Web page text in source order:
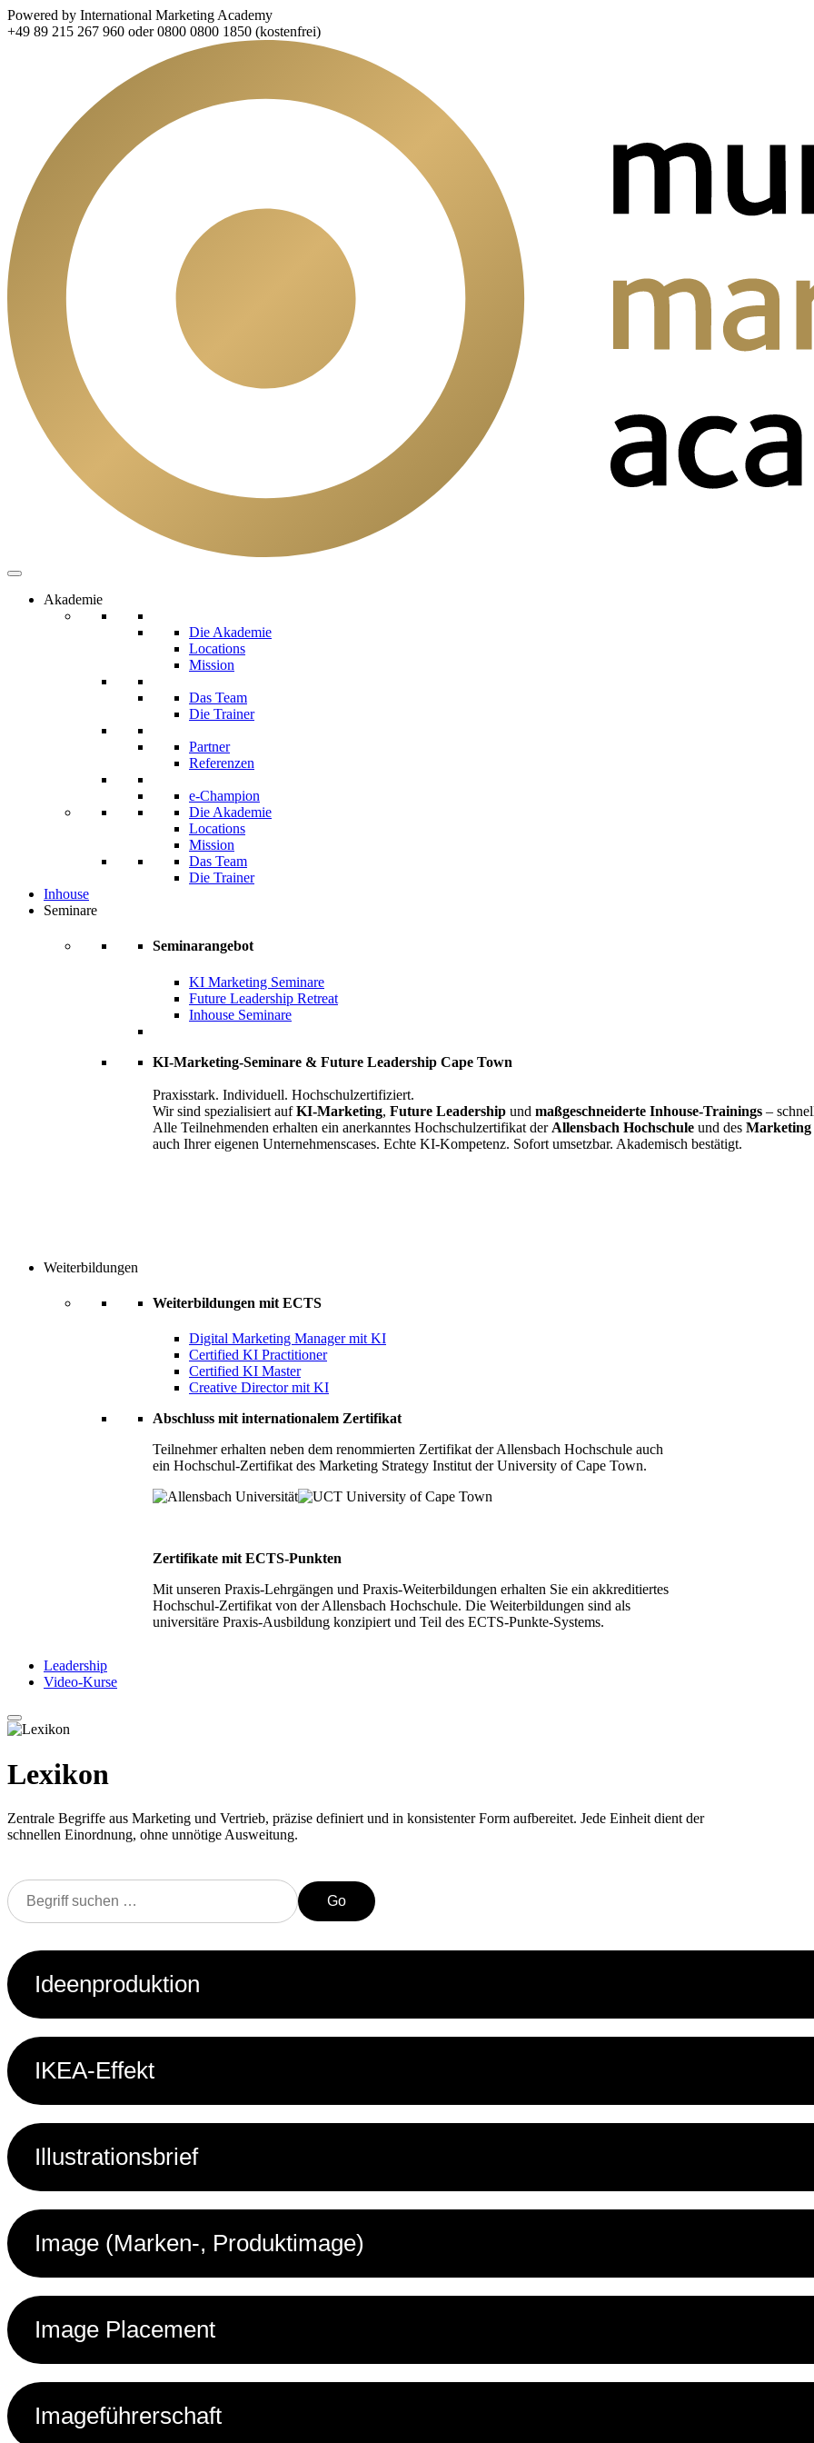
Powered by International Marketing Academy
+49 89 215 267 960 oder 0800 0800 1850 (kostenfrei)
Akademie
Die Akademie
Locations
Mission
Das Team
Die Trainer
Partner
Referenzen
e-Champion
Die Akademie
Locations
Mission
Das Team
Die Trainer
Inhouse
Seminare
Seminarangebot
KI Marketing Seminare
Future Leadership Retreat
Inhouse Seminare
KI-Marketing-Seminare & Future Leadership Cape Town
Praxisstark. Individuell. Hochschulzertifiziert.
Wir sind spezialisiert aufKI-Marketing, Future Leadership und maßgeschneiderte Inhouse-Trainings –
Alle Teilnehmenden erhalten ein anerkanntes Hochschulzertifikat der Allensbach Hochschule und des Marketing
auch Ihrer eigenen Unternehmenscases. Echte KI-Kompetenz. Sofort umsetzbar. Akademisch bestätigt.
Weiterbildungen
Weiterbildungen mit ECTS
Digital Marketing Manager mit KI
Certified KI Practitioner
Certified KI Master
Creative Director mit KI
Abschluss mit internationalem Zertifikat
Teilnehmer erhalten neben dem renommierten Zertifikat der Allensbach Hochschule auch
ein Hochschul-Zertifikat des Marketing Strategy Institut der University of Cape Town.
Zertifikate mit ECTS-Punkten
Mit unseren Praxis-Lehrgängen und Praxis-Weiterbildungen erhalten Sie ein akkreditiertes
Hochschul-Zertifikat von der Allensbach Hochschule. Die Weiterbildungen sind als
universitäre Praxis-Ausbildung konzipiert und Teil des ECTS-Punkte-Systems.
Leadership
Video-Kurse
Lexikon
Zentrale Begriffe aus Marketing und Vertrieb, präzise definiert und in konsistenter Form aufbereitet. Jede Einheit dient der
schnellen Einordnung, ohne unnötige Ausweitung.
Go
Ideenproduktion
IKEA-Effekt
Illustrationsbrief
Image (Marken-, Produktimage)
Image Placement
Imageführerschaft